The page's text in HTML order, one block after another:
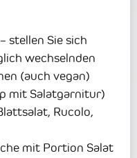
stellen Sie sich
wechselnden
(auch vegan)
mit Salatgarnitur)
Rucolo,
mit Portion Salat